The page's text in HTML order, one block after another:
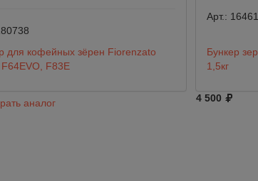
для кофейных зёрен Fiorenzato
F83E
аналог
Арт.:
Бункер
1,5кг
4 500